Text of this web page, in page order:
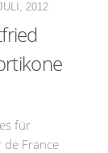
2012
für
de France